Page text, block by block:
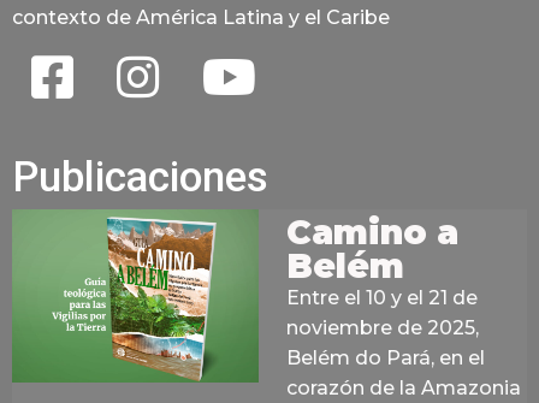
contexto de América Latina y el Caribe
Publicaciones
Camino a
Belém
Entre el 10 y el 21 de
noviembre de 2025,
Belém do Pará, en el
corazón de la Amazonia